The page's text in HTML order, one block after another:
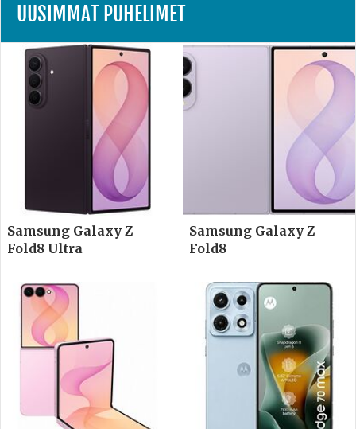
UUSIMMAT PUHELIMET
Samsung Galaxy Z
Fold8 Ultra
Samsung Galaxy Z
Fold8